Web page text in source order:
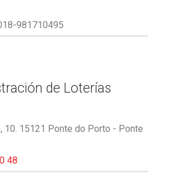
981710495
de Loterías
10. 15121 Ponte do Porto - Ponte
48